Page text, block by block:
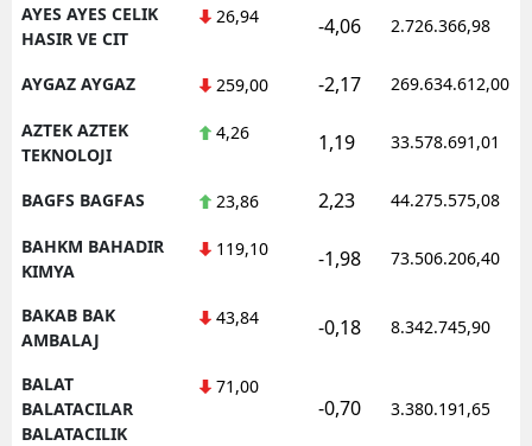
AYES AYES CELIK
HASIR VE CIT
26,94 -4,06 2.726.366,98
AYGAZ AYGAZ 259,00 -2,17 269.634.612,00
AZTEK AZTEK
TEKNOLOJI
4,26 1,19 33.578.691,01
BAGFS BAGFAS 23,86 2,23 44.275.575,08
BAHKM BAHADIR
KIMYA
119,10 -1,98 73.506.206,40
BAKAB BAK
AMBALAJ
43,84 -0,18 8.342.745,90
BALAT
BALATACILAR
BALATACILIK
71,00
-0,70 3.380.191,65